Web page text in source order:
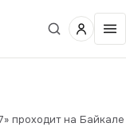
проходит на Байкале